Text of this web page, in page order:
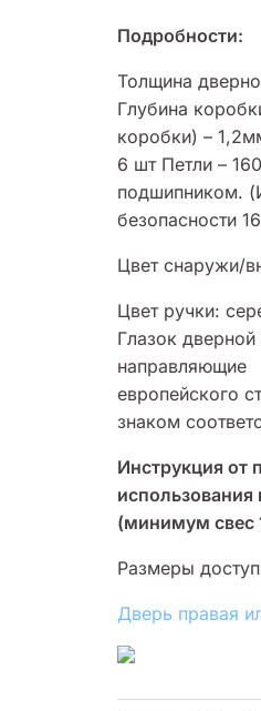
Подробности:
Толщина
Глубина
коробки) –
6 шт Петли –
подшипником.
безопасности
Цвет снаружи/
Цвет ручки:
Глазок
направляющие
европейского
знаком
Инструкция от
(минимум свес
Размеры
Дверь правая